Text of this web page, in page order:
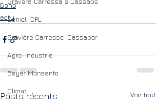
Daniel-DPL
Gravière Carresse-Cassaber
Agro-industrie
Bayer Monsanto
Climat
Bono
actu
Posts récents Voir tout